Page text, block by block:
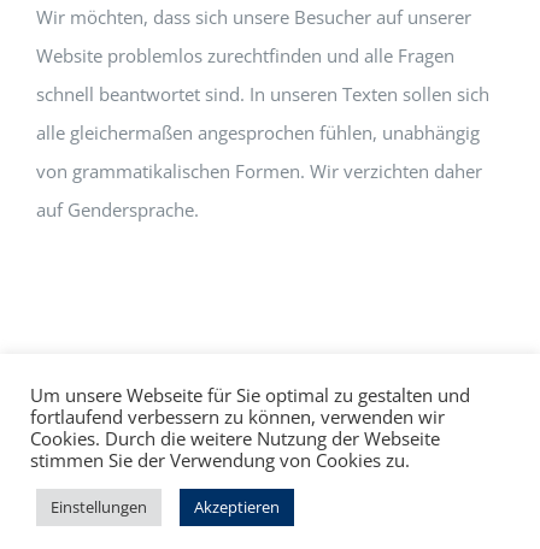
Wir möchten, dass sich unsere Besucher auf unserer
Website problemlos zurechtfinden und alle Fragen
schnell beantwortet sind. In unseren Texten sollen sich
alle gleichermaßen angesprochen fühlen, unabhängig
von grammatikalischen Formen. Wir verzichten daher
auf Gendersprache.
Impressum Datenschutz©hallo!rot
Facebook
Um unsere Webseite für Sie optimal zu gestalten und
fortlaufend verbessern zu können, verwenden wir
Cookies. Durch die weitere Nutzung der Webseite
stimmen Sie der Verwendung von Cookies zu.
Einstellungen Akzeptieren